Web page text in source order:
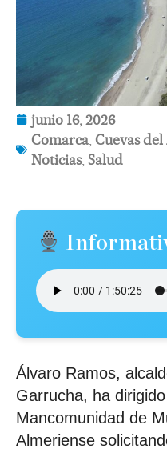
junio 16, 2026
Comarca Cuevas
Noticias, Salud
Álvaro Ramos,
Garrucha, ha
Mancomunidad de
Almeriense